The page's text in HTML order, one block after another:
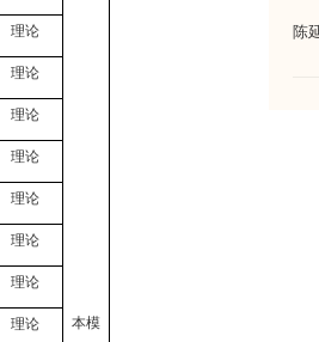
本模
理论
理论
理论
理论
理论
理论
理论
理论
陈